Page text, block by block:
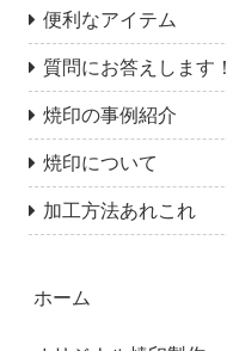
便利なアイテム
質問にお答えします！
焼印の事例紹介
焼印について
加工方法あれこれ
ホーム